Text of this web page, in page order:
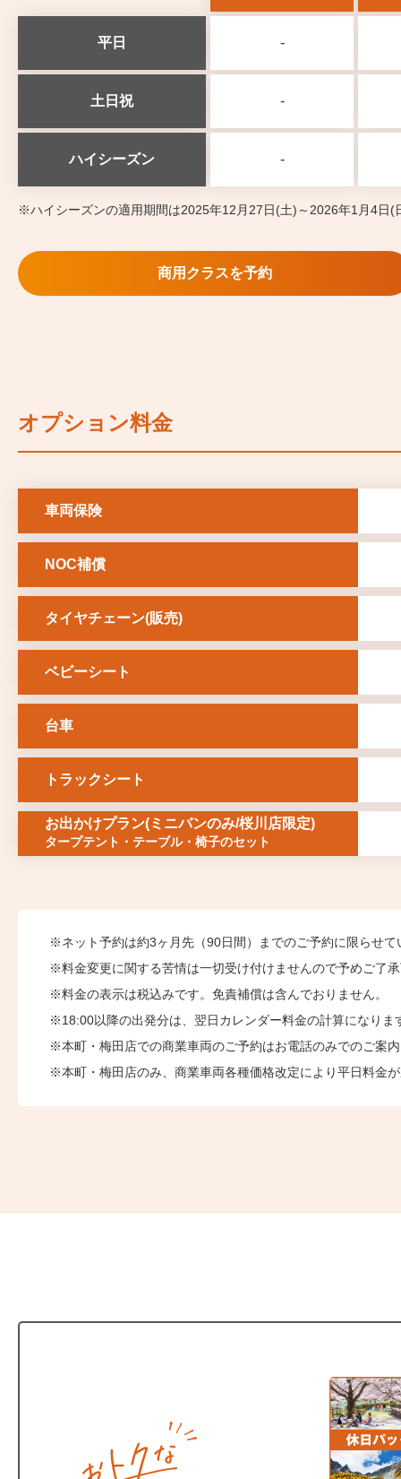
平日 -
土日祝 -
ハイシーズン -
ハイシーズンの適用期間は2025年12月27日(土)～2026年1月4日(
商用クラスを予約
オプション料金
車両保険
NOC補償
タイヤチェーン(販売)
ベビーシート
台車
トラックシート
お出かけプラン(ミニバンのみ/桜川店限定)
タープテント・テーブル・椅子のセット
ネット予約は約3ヶ月先（90日間）までのご予約に限らせ
料⾦変更に関する苦情は一切受け付けませんので予めご了
料⾦の表⽰は税込みです。免責補償は含んでおりません。
18:00以降の出発分は、翌日カレンダー料金の計算になりま
本町・梅田店での商業車両のご予約はお電話のみでのご案
本町・梅田店のみ、商業車両各種価格改定により平日料金